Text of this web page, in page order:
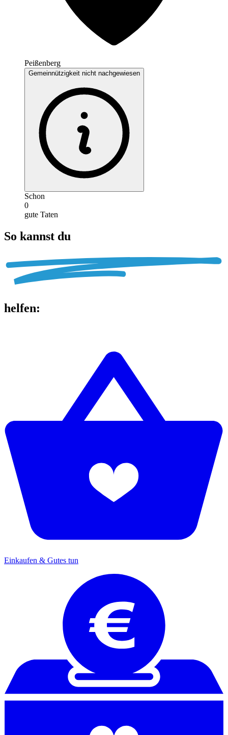
Peißenberg
Gemeinnützigkeit nicht nachgewiesen
Schon
0
gute Taten
So kannst du
helfen:
Einkaufen & Gutes tun